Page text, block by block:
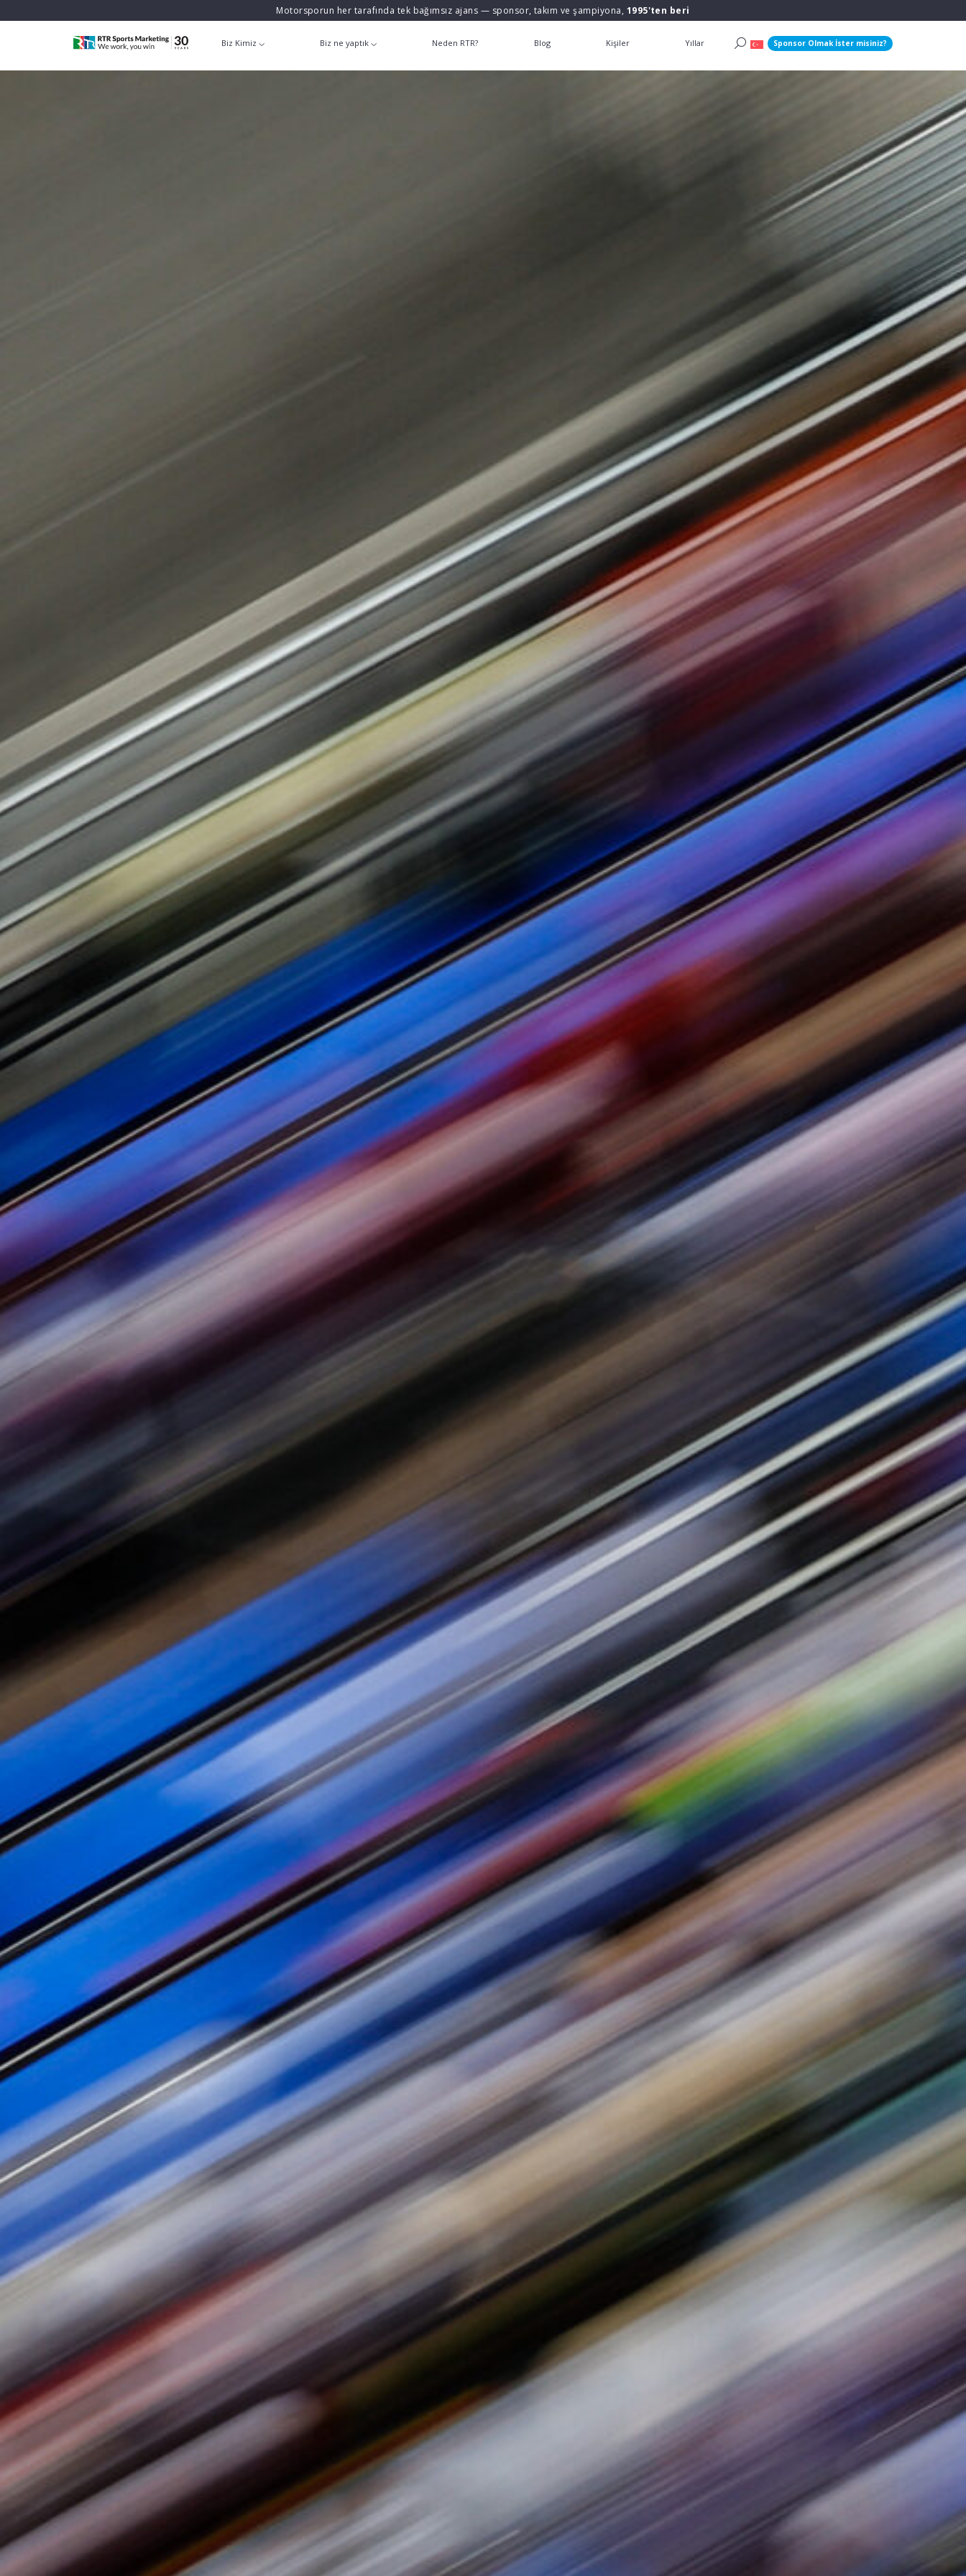
Motorsporun her tarafında tek bağımsız ajans — sponsor, takım ve şampiyona, 1995'ten beri
Biz Kimiz Biz ne yaptık Neden RTR? Blog Kişiler Yıllar Sponsor Olmak İster misiniz?